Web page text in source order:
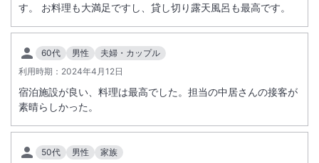
す。 お料理も大満足ですし、貸し切り露天風呂も最高です。
60代 男性
夫婦・カップル
利用時期： 2024年4月12日
宿泊施設が良い、料理は最高でした。担当の中居さんの接客が
素晴らしかった。
50代 男性
家族